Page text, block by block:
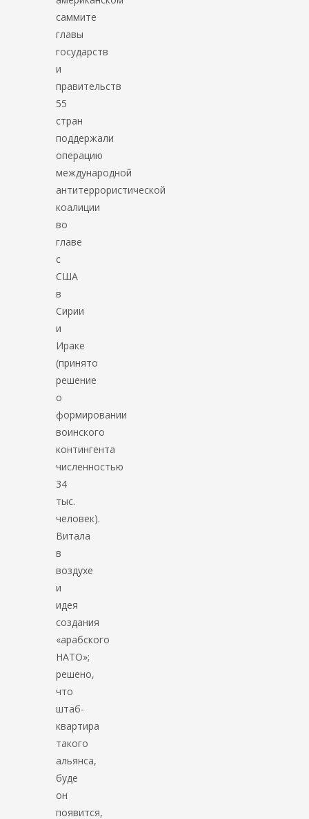
саммите
главы
государств
и
правительств
55
стран
поддержали
операцию
международной
антитеррористической
коалиции
во
главе
с
США
в
Сирии
и
Ираке
(принято
решение
о
формировании
воинского
контингента
численностью
34
тыс.
человек).
Витала
в
воздухе
и
идея
создания
«арабского
НАТО»;
решено,
что
штаб-
квартира
такого
альянса,
буде
он
появится,